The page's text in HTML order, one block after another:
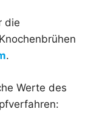
die
.
Werte des